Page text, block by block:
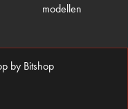
modellen
by Bitshop